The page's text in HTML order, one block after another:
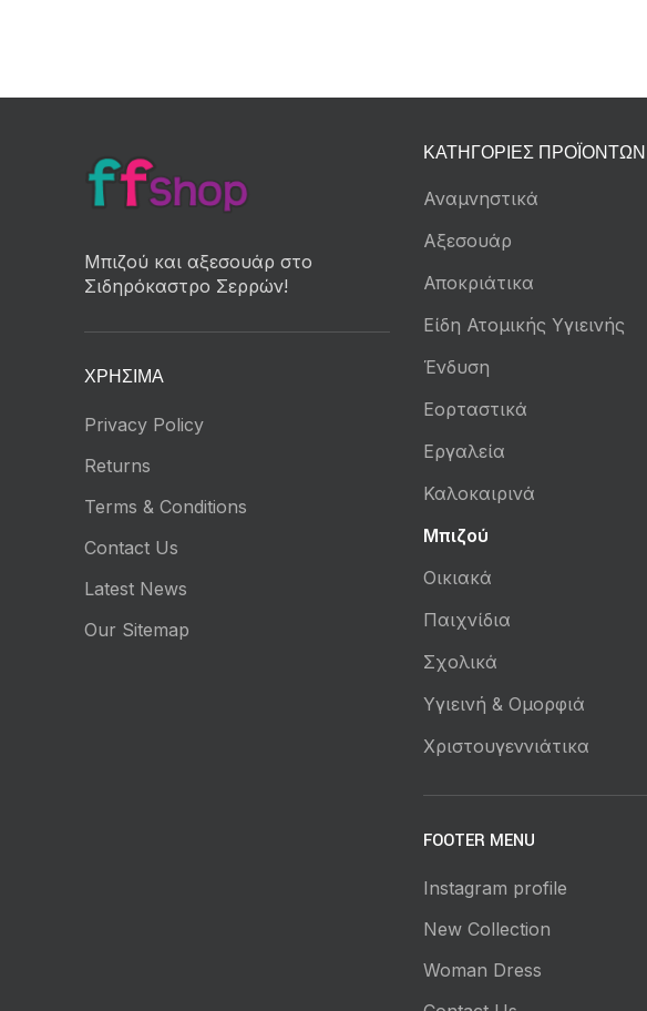
Μπιζού και αξεσουάρ στο
Σιδηρόκαστρο Σερρών!
ΧΡΉΣΙΜΑ
Privacy Policy
Returns
Terms & Conditions
Contact Us
Latest News
Our Sitemap
ΚΑΤΗΓΟΡΊΕΣ ΠΡΟΪΌΝΤΩΝ
Αναμνηστικά
Αξεσουάρ
Αποκριάτικα
Είδη Ατομικής Υγιεινής
Ένδυση
Εορταστικά
Εργαλεία
Καλοκαιρινά
Μπιζού
Οικιακά
Παιχνίδια
Σχολικά
Υγιεινή & Ομορφιά
Χριστουγεννιάτικα
FOOTER MENU
Instagram profile
New Collection
Woman Dress